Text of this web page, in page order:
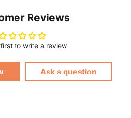
Reviews
to write a review
Ask a question